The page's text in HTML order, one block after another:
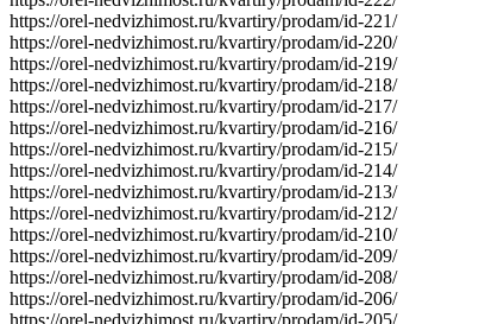
https://orel-nedvizhimost.ru/kvartiry/prodam/id-221/
https://orel-nedvizhimost.ru/kvartiry/prodam/id-220/
https://orel-nedvizhimost.ru/kvartiry/prodam/id-219/
https://orel-nedvizhimost.ru/kvartiry/prodam/id-218/
https://orel-nedvizhimost.ru/kvartiry/prodam/id-217/
https://orel-nedvizhimost.ru/kvartiry/prodam/id-216/
https://orel-nedvizhimost.ru/kvartiry/prodam/id-215/
https://orel-nedvizhimost.ru/kvartiry/prodam/id-214/
https://orel-nedvizhimost.ru/kvartiry/prodam/id-213/
https://orel-nedvizhimost.ru/kvartiry/prodam/id-212/
https://orel-nedvizhimost.ru/kvartiry/prodam/id-210/
https://orel-nedvizhimost.ru/kvartiry/prodam/id-209/
https://orel-nedvizhimost.ru/kvartiry/prodam/id-208/
https://orel-nedvizhimost.ru/kvartiry/prodam/id-206/
https://orel-nedvizhimost.ru/kvartiry/prodam/id-205/